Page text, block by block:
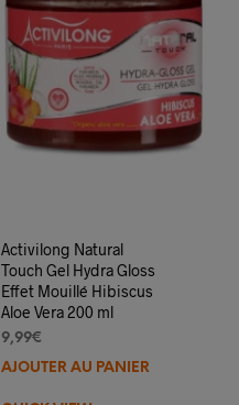
Activilong Natural
Touch Gel Hydra Gloss
Effet Mouillé Hibiscus
Aloe Vera 200 ml
9,99€
AJOUTER AU PANIER